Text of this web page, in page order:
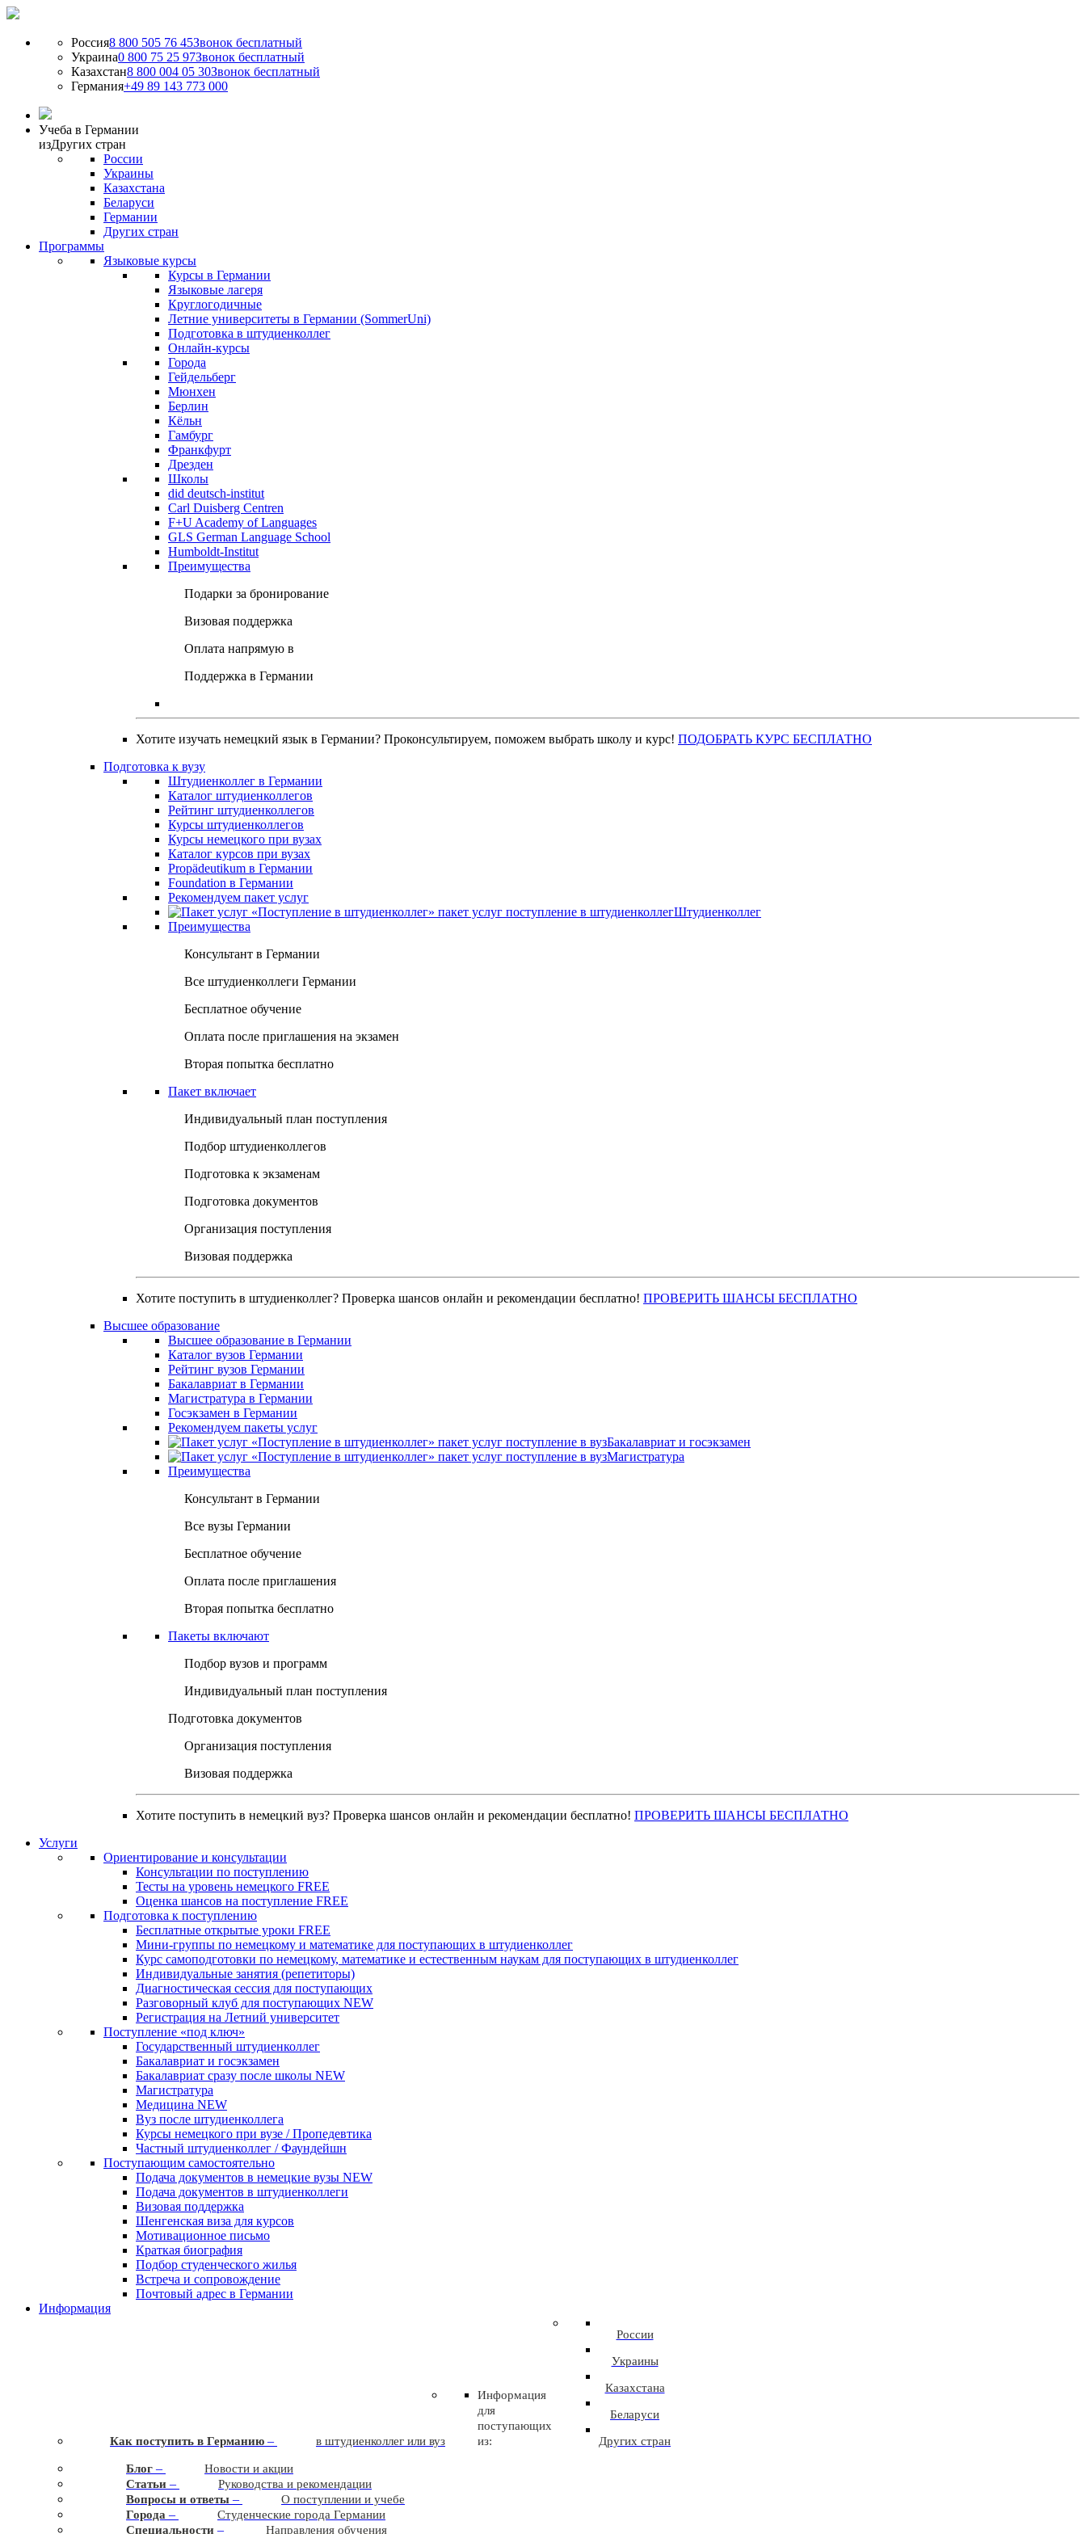
Россия8 800 505 76 45Звонок бесплатный
Украина0 800 75 25 97Звонок бесплатный
Казахстан8 800 004 05 30Звонок бесплатный
Германия+49 89 143 773 000
Учеба в Германии
изДругих стран
России
Украины
Казахстана
Беларуси
Германии
Других стран
Программы
Языковые курсы
Курсы в Германии
Языковые лагеря
Круглогодичные
Летние университеты в Германии (SommerUni)
Подготовка в штудиенколлег
Онлайн-курсы
Города
Гейдельберг
Мюнхен
Берлин
Кёльн
Гамбург
Франкфурт
Дрезден
Школы
did deutsch-institut
Carl Duisberg Centren
F+U Academy of Languages
GLS German Language School
Humboldt-Institut
Преимущества
Подарки за бронирование
Визовая поддержка
Оплата напрямую в
Поддержка в Германии
Хотите изучать немецкий язык в Германии? Проконсультируем, поможем выбрать школу и курс! ПОДОБРАТЬ КУРС БЕСПЛАТНО
Подготовка к вузу
Штудиенколлег в Германии
Каталог штудиенколлегов
Рейтинг штудиенколлегов
Курсы штудиенколлегов
Курсы немецкого при вузах
Каталог курсов при вузах
Propädeutikum в Германии
Foundation в Германии
Рекомендуем пакет услуг
Штудиенколлег
Преимущества
Консультант в Германии
Все штудиенколлеги Германии
Бесплатное обучение
Оплата после приглашения на экзамен
Вторая попытка бесплатно
Пакет включает
Индивидуальный план поступления
Подбор штудиенколлегов
Подготовка к экзаменам
Подготовка документов
Организация поступления
Визовая поддержка
Хотите поступить в штудиенколлег? Проверка шансов онлайн и рекомендации бесплатно! ПРОВЕРИТЬ ШАНСЫ БЕСПЛАТНО
Высшее образование
Высшее образование в Германии
Каталог вузов Германии
Рейтинг вузов Германии
Бакалавриат в Германии
Магистратура в Германии
Госэкзамен в Германии
Рекомендуем пакеты услуг
Бакалавриат и госэкзамен
Магистратура
Преимущества
Консультант в Германии
Все вузы Германии
Бесплатное обучение
Оплата после приглашения
Вторая попытка бесплатно
Пакеты включают
Подбор вузов и программ
Индивидуальный план поступления
Подготовка документов
Организация поступления
Визовая поддержка
Хотите поступить в немецкий вуз? Проверка шансов онлайн и рекомендации бесплатно! ПРОВЕРИТЬ ШАНСЫ БЕСПЛАТНО
Услуги
Ориентирование и консультации
Консультации по поступлению
Тесты на уровень немецкого FREE
Оценка шансов на поступление FREE
Подготовка к поступлению
Бесплатные открытые уроки FREE
Мини-группы по немецкому и математике для поступающих в штудиенколлег
Курс самоподготовки по немецкому, математике и естественным наукам для поступающих в штудиенколлег
Индивидуальные занятия (репетиторы)
Диагностическая сессия для поступающих
Разговорный клуб для поступающих NEW
Регистрация на Летний университет
Поступление «под ключ»
Государственный штудиенколлег
Бакалавриат и госэкзамен
Бакалавриат сразу после школы NEW
Магистратура
Медицина NEW
Вуз после штудиенколлега
Курсы немецкого при вузе / Пропедевтика
Частный штудиенколлег / Фаундейшн
Поступающим самостоятельно
Подача документов в немецкие вузы NEW
Подача документов в штудиенколлеги
Визовая поддержка
Шенгенская виза для курсов
Мотивационное письмо
Краткая биография
Подбор студенческого жилья
Встреча и сопровождение
Почтовый адрес в Германии
Информация
Как поступить в Германию – в штудиенколлег или вуз
Информация
для
поступающих
из:
России
Украины
Казахстана
Беларуси
Других стран
Блог –
Новости и акции
Статьи –
Руководства и рекомендации
Вопросы и ответы –
О поступлении и учебе
Города –
Студенческие города Германии
Cпециальности –
Направления обучения